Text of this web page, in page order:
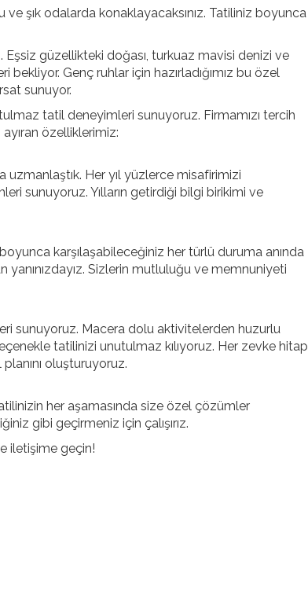
şık odalarda konaklayacaksınız. Tatiliniz boyunca
güzellikteki doğası, turkuaz mavisi denizi ve
Genç ruhlar için hazırladığımız bu özel
sunuyor.
tatil deneyimleri sunuyoruz. Firmamızı tercih
özelliklerimiz:
uzmanlaştık. Her yıl yüzlerce misafirimizi
sunuyoruz. Yılların getirdiği bilgi birikimi ve
karşılaşabileceğiniz her türlü duruma anında
Sizlerin mutluluğu ve memnuniyeti
sunuyoruz. Macera dolu aktivitelerden huzurlu
tatilinizi unutulmaz kılıyoruz. Her zevke hitap
oluşturuyoruz.
her aşamasında size özel çözümler
gibi geçirmeniz için çalışırız.
iletişime geçin!